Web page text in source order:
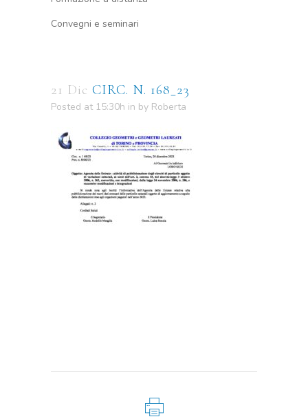
Convegni e seminari
21 Dic CIRC. N. 168_23
Posted at 15:30h in by Roberta